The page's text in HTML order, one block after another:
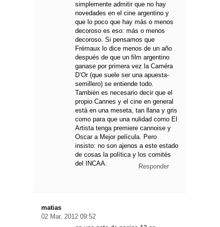
simplemente admitir que no hay
novedades en el cine argentino y
que lo poco que hay más o menos
decoroso es eso: más o menos
decoroso. Si pensamos que
Frémaux lo dice menos de un año
después de que un film argentino
ganase por primera vez la Caméra
D’Or (que suele ser una apuesta-
semillero) se entiende todo.
También es necesario decir que el
propio Cannes y el cine en general
está en una meseta, tan llana y gris
como para que una nulidad como El
Artista tenga premiere cannoise y
Oscar a Mejor película. Pero
insisto: no son ajenos a este estado
de cosas la política y los comités
del INCAA.
Responder
matias
02 Mar, 2012 09:52